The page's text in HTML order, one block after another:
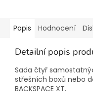
Popis Hodnocení
Detailní popis
Sada čtyř
střešních boxů nebo
BACKSPACE XT.